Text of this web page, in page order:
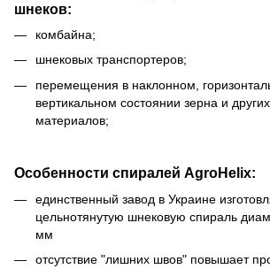
шнеков:
комбайна;
шнековых транспортеров;
перемещения в наклонном,
вертикальном состоянии зерна и
материалов;
Особенности спиралей AgroHelix:
единственный завод в Украине
цельнотянутую шнековую спираль
мм
отсутствие "лишних швов" повышает